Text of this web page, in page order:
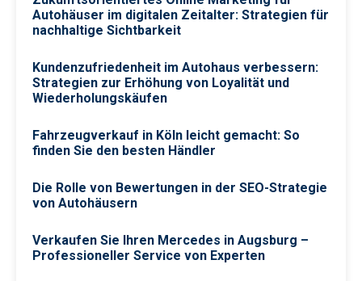
Autohäuser im digitalen Zeitalter: Strategien für
nachhaltige Sichtbarkeit
Kundenzufriedenheit im Autohaus verbessern:
Strategien zur Erhöhung von Loyalität und
Wiederholungskäufen
Fahrzeugverkauf in Köln leicht gemacht: So
finden Sie den besten Händler
Die Rolle von Bewertungen in der SEO-Strategie
von Autohäusern
Verkaufen Sie Ihren Mercedes in Augsburg –
Professioneller Service von Experten